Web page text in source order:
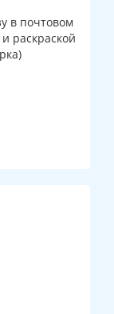
в почтовом
раскраской